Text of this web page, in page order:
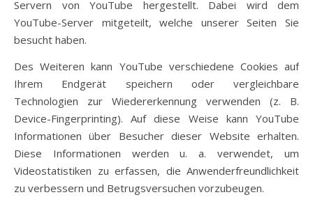
Servern von YouTube hergestellt. Dabei wird dem
YouTube-Server mitgeteilt, welche unserer Seiten Sie
besucht haben.
Des Weiteren kann YouTube verschiedene Cookies auf
Ihrem Endgerät speichern oder vergleichbare
Technologien zur Wiedererkennung verwenden (z. B.
Device-Fingerprinting). Auf diese Weise kann YouTube
Informationen über Besucher dieser Website erhalten.
Diese Informationen werden u. a. verwendet, um
Videostatistiken zu erfassen, die Anwenderfreundlichkeit
zu verbessern und Betrugsversuchen vorzubeugen.